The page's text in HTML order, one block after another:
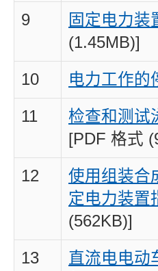
9
固定电力装
(1.45MB)]
10 电力工作的
11
检查和测试
[PDF 格式
12
使用组装合
定电力装置
(562KB)]
13
直流电电动